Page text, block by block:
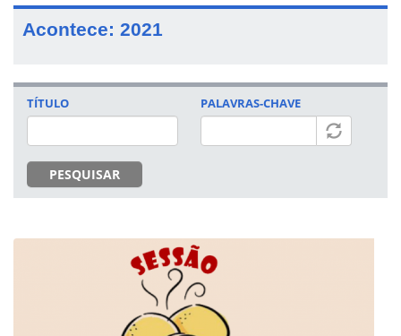
Acontece: 2021
TÍTULO
PESQUISAR
PALAVRAS-CHAVE